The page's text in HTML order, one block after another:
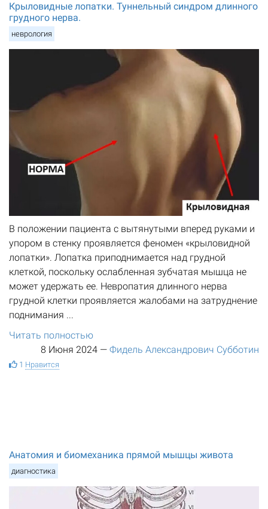
Крыловидные лопатки. Туннельный синдром длинного
грудного нерва.
неврология
В положении пациента с вытянутыми вперед руками и
упором в стенку проявляется феномен «крыловидной
лопатки». Лопатка приподнимается над грудной
клеткой, поскольку ослабленная зубчатая мышца не
может удержать ее. Невропатия длинного нерва
грудной клетки проявляется жалобами на затруднение
поднимания ...
Читать полностью
8 Июня 2024 — Фидель Александрович Субботин
1 Нравится
Анатомия и биомеханика прямой мышцы живота
диагностика